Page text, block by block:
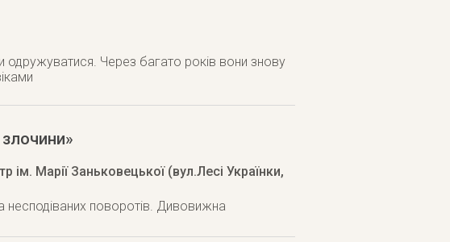
Через багато років вони знову
ім. Марії Заньковецької (вул.Лесі Українки,
несподіваних поворотів. Дивовижна